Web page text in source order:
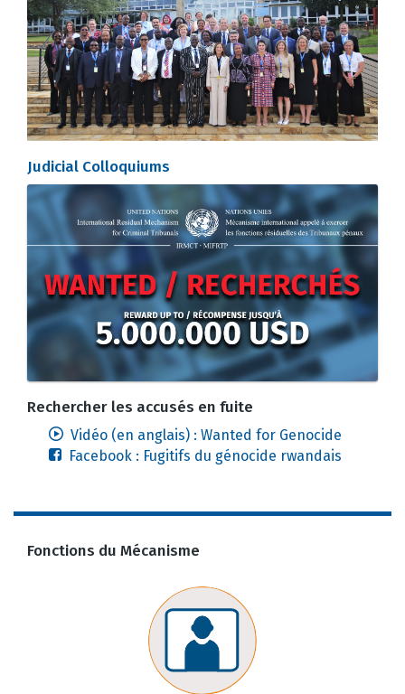
Judicial Colloquiums
Rechercher les accusés en fuite
Vidéo (en anglais) : Wanted for Genocide
Facebook : Fugitifs du génocide rwandais
Fonctions du Mécanisme